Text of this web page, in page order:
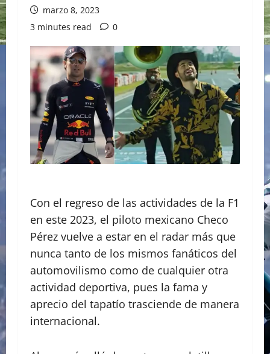
marzo 8, 2023
3 minutes read
0
Con el regreso de las actividades de la F1
en este 2023, el piloto mexicano Checo
Pérez vuelve a estar en el radar más que
nunca tanto de los mismos fanáticos del
automovilismo como de cualquier otra
actividad deportiva, pues la fama y
aprecio del tapatío trasciende de manera
internacional.